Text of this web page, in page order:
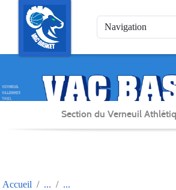
Section du Verneuil
Accueil
Panneau de gestion des cookies